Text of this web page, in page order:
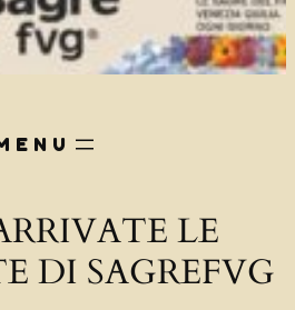
LE
DI SAGREFVG